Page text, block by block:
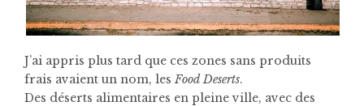
J’ai appris plus tard que ces zones sans produits
frais avaient un nom, lesFood Deserts.
Des déserts alimentaires en pleine ville, avec des